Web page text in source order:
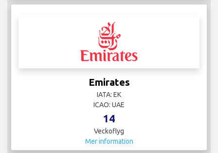
Emirates
IATA: EK
ICAO: UAE
14
Veckoflyg
Mer information